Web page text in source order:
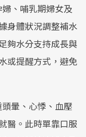
、哺乳期婦女及
身體狀況調整補水
夠水分支持成長與
或提醒方式，避免
暈、心悸、血壓
醫。此時單靠口服